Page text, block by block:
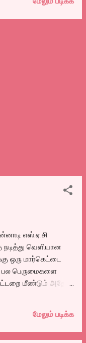
என்று
என்றில்லாமல்
எஸ்.ஏ.சி
வெளியான
ஒரு மார்கெட்டை
பல பெருமைகளை
மீண்டும் அதே
மேலும் படிக்க